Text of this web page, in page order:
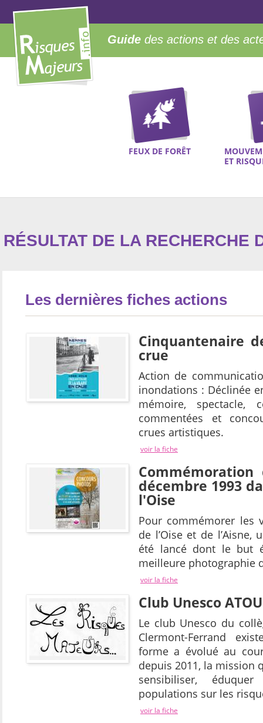
Guide des actions et des
FEUX DE FORÊT
ET
RÉSULTAT DE LA RECHERCHE
Les dernières fiches actions
Cinquantenaire
crue
Action de
inondations : Déclinée
mémoire, spectacle,
commentées et
crues artistiques.
voir la fiche
décembre 1993
l'Oise
Pour commémorer les
de l’Oise et de
été lancé dont le but
meilleure photographie
voir la fiche
Club Unesco
Le club Unesco du
Clermont-Ferrand
forme a évolué au
depuis 2011, la mission
sensibiliser,
populations sur les
voir la fiche